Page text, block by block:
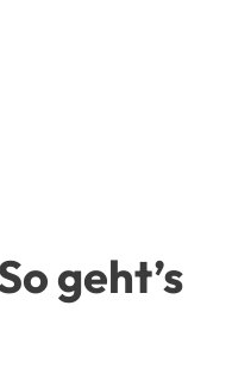
geht’s